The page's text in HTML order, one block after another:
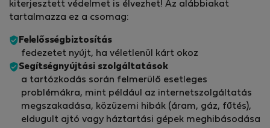
kiterjesztett védelmet is élvezhet! Az alábbiakat
tartalmazza ez a csomag:
Felelősségbiztosítás
fedezetet nyújt, ha véletlenül kárt okoz
Segítségnyújtási szolgáltatások
a tartózkodás során felmerülő esetleges
problémákra, mint például az internetszolgáltatás
megszakadása, közüzemi hibák (áram, gáz, fűtés),
eldugult ajtó vagy háztartási gépek meghibásodása